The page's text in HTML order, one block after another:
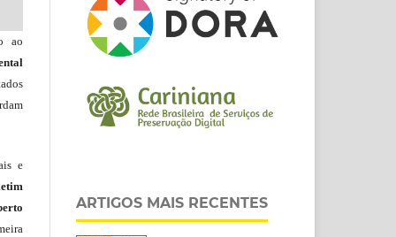
ao
e
ARTIGOS MAIS RECENTES